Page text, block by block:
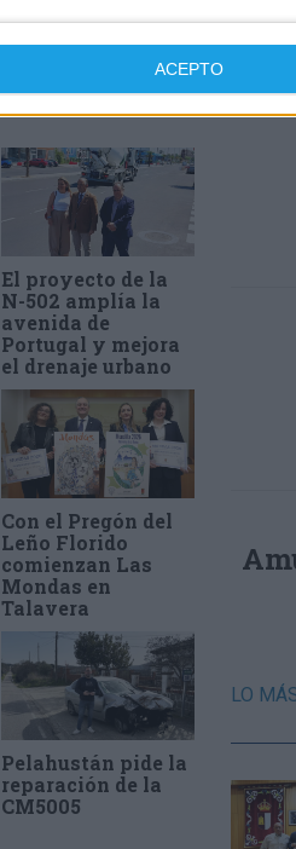
ACEPTO
española del del
El proyecto de la
N-502 amplía la
avenida de
Portugal y mejora
el drenaje urbano
Con el Pregón del
Leño Florido
comienzan Las
Mondas en
Talavera
Pelahustán pide la
reparación de la
CM5005